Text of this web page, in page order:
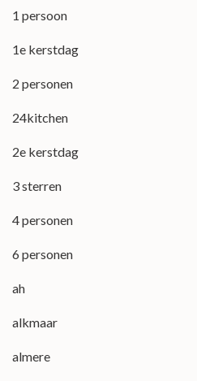
1 persoon
1e kerstdag
2 personen
24kitchen
2e kerstdag
3 sterren
4 personen
6 personen
ah
alkmaar
almere